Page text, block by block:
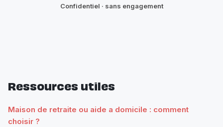
Confidentiel · sans engagement
Ressources utiles
Maison de retraite ou aide a domicile : comment
choisir ?